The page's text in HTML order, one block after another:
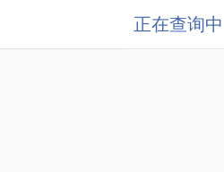
正在查询中